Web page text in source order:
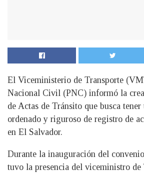
El Viceministerio de Transporte
Nacional Civil (PNC) informó la
de Actas de Tránsito que busca tener
ordenado y riguroso de registro de
en El Salvador.
Durante la inauguración del
tuvo la presencia del viceministro de